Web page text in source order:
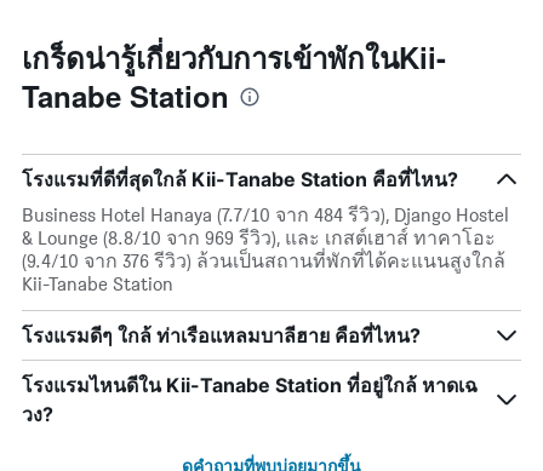
เกร็ดน่ารู้เกี่ยวกับการเข้าพักในKii-
Tanabe Station
โรงแรมที่ดีที่สุดใกล้ Kii-Tanabe Station คือที่ไหน?
Business Hotel Hanaya (7.7/10 จาก 484 รีวิว), Django Hostel
& Lounge (8.8/10 จาก 969 รีวิว), และ เกสต์เฮาส์ ทาคาโอะ
(9.4/10 จาก 376 รีวิว) ล้วนเป็นสถานที่พักที่ได้คะแนนสูงใกล้
Kii-Tanabe Station
โรงแรมดีๆ ใกล้ ท่าเรือแหลมบาลีฮาย คือที่ไหน?
โรงแรมไหนดีใน Kii-Tanabe Station ที่อยู่ใกล้ หาดเฉ
วง?
ดูคำถามที่พบบ่อยมากขึ้น